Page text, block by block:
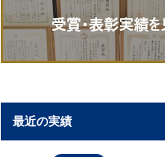
最近の実績